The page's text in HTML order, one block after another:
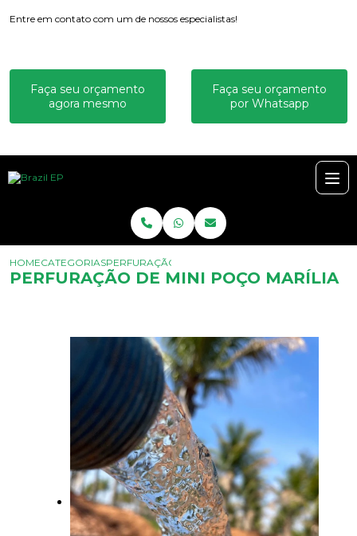
Entre em contato com um de nossos especialistas!
Faça seu orçamento
agora mesmo
Faça seu orçamento
por Whatsapp
HOMECATEGORIASPERFURAÇÃO DE MINI POÇO MARÍLIA
PERFURAÇÃO DE MINI POÇO MARÍLIA